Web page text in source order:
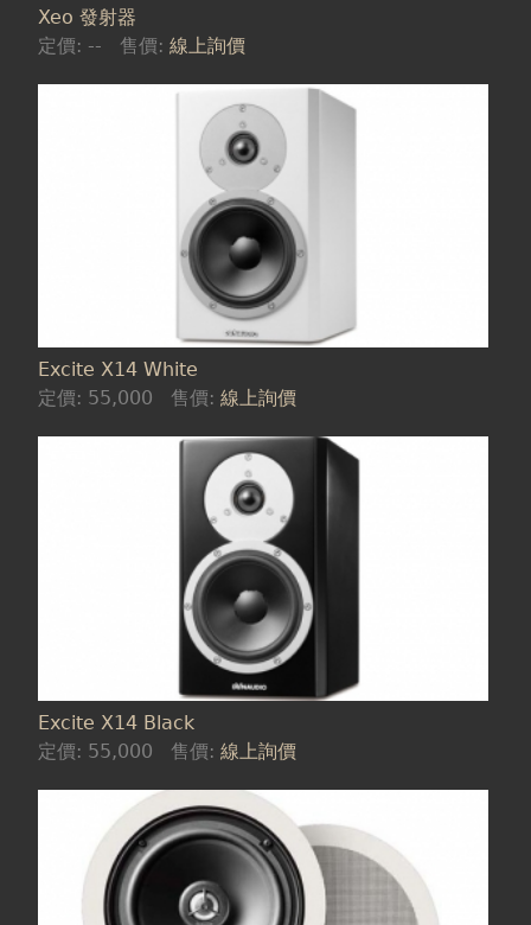
Xeo 發射器
定價: -- 售價:線上詢價
Excite X14 White
定價: 55,000 售價:線上詢價
Excite X14 Black
定價: 55,000 售價:線上詢價